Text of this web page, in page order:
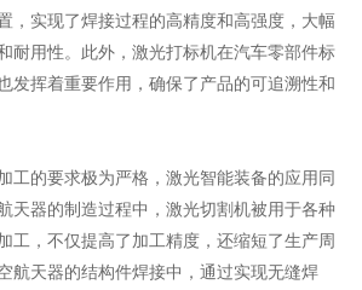
，实现了焊接过程的高精度和高强度，大幅
耐用性。此外，激光打标机在汽车零部件标
发挥着重要作用，确保了产品的可追溯性和
工的要求极为严格，激光智能装备的应用同
天器的制造过程中，激光切割机被用于各种
工，不仅提高了加工精度，还缩短了生产周
航天器的结构件焊接中，通过实现无缝焊